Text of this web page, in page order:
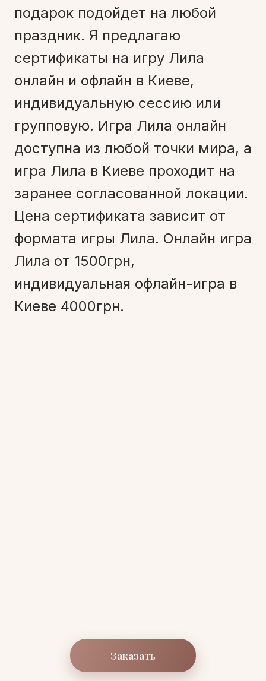
подарок подойдет на любой
праздник. Я предлагаю
сертификаты на игру Лила
онлайн и офлайн в Киеве,
индивидуальную сессию или
групповую. Игра Лила онлайн
доступна из любой точки мира, а
игра Лила в Киеве проходит на
заранее согласованной локации.
Цена сертификата зависит от
формата игры Лила. Онлайн игра
Лила от 1500грн,
индивидуальная офлайн-игра в
Киеве 4000грн.
Заказать